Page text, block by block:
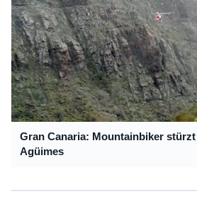
Gran Canaria: Mountainbiker
Agüimes